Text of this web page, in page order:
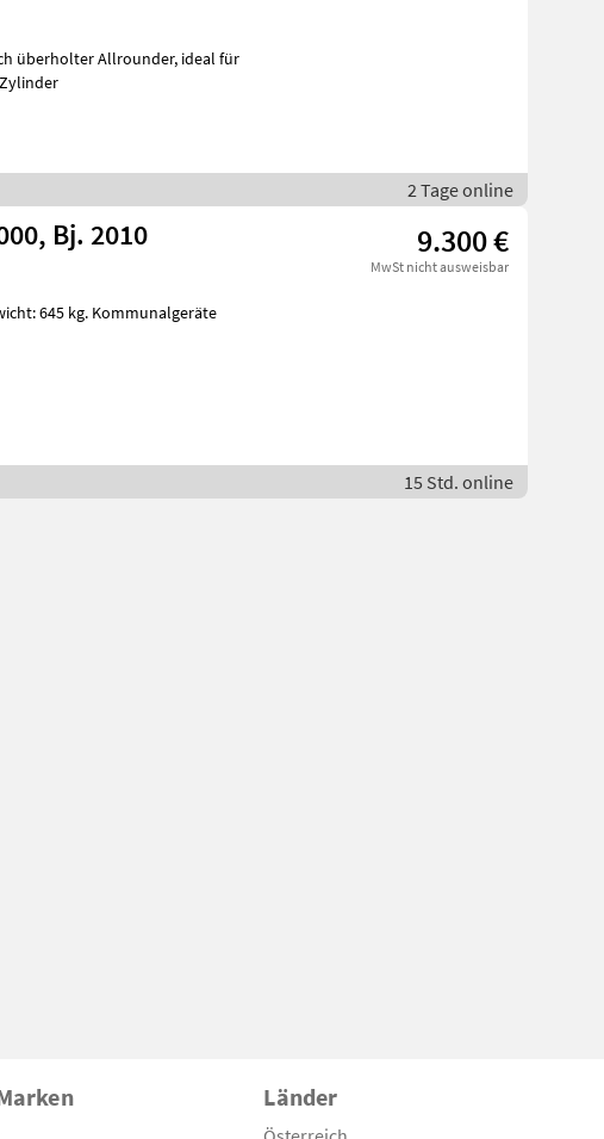
Der 3-Zylinder
2 Tage online
Bj. 2010 9.300 €
MwSt nicht ausweisbar
15 Std. online
Länder